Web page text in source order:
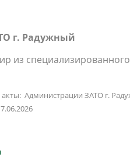
г. Радужный
из
Администрации ЗАТО г.